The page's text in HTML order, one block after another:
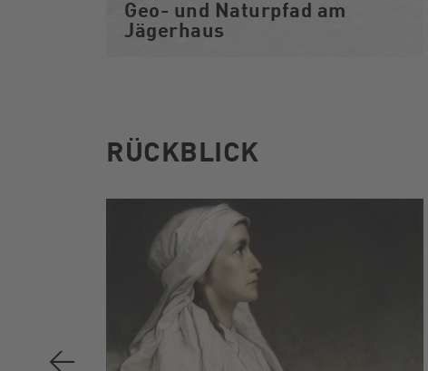
Geo- und Naturpfad am
Jägerhaus
RÜCKBLICK